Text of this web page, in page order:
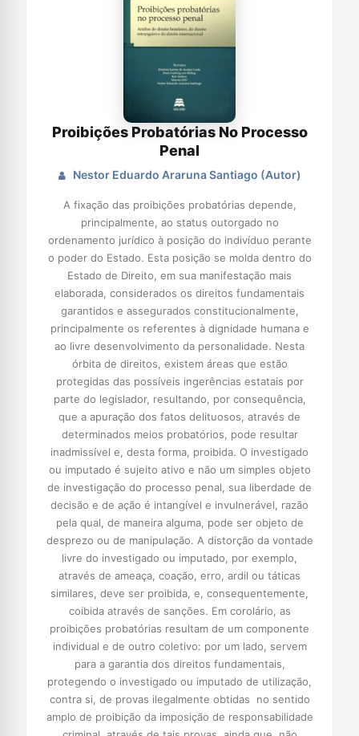
Proibições Probatórias No Processo
Penal
Nestor Eduardo Araruna Santiago (Autor)
A fixação das proibições probatórias depende,
principalmente, ao status outorgado no
ordenamento jurídico à posição do indivíduo perante
o poder do Estado. Esta posição se molda dentro do
Estado de Direito, em sua manifestação mais
elaborada, considerados os direitos fundamentais
garantidos e assegurados constitucionalmente,
principalmente os referentes à dignidade humana e
ao livre desenvolvimento da personalidade. Nesta
órbita de direitos, existem áreas que estão
protegidas das possíveis ingerências estatais por
parte do legislador, resultando, por consequência,
que a apuração dos fatos delituosos, através de
determinados meios probatórios, pode resultar
inadmissível e, desta forma, proibida. O investigado
ou imputado é sujeito ativo e não um simples objeto
de investigação do processo penal, sua liberdade de
decisão e de ação é intangível e invulnerável, razão
pela qual, de maneira alguma, pode ser objeto de
desprezo ou de manipulação. A distorção da vontade
livre do investigado ou imputado, por exemplo,
através de ameaça, coação, erro, ardil ou táticas
similares, deve ser proibida, e, consequentemente,
coibida através de sanções. Em corolário, as
proibições probatórias resultam de um componente
individual e de outro coletivo: por um lado, servem
para a garantia dos direitos fundamentais,
protegendo o investigado ou imputado de utilização,
contra si, de provas ilegalmente obtidas  no sentido
amplo de proibição da imposição de responsabilidade